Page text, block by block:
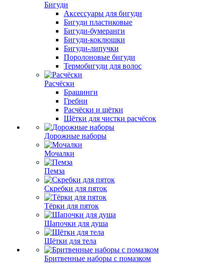
Бигуди
Аксессуары для бигуди
Бигуди пластиковые
Бигуди-бумеранги
Бигуди-коклюшки
Бигуди-липучки
Поролоновые бигуди
Термобигуди для волос
Расчёски
Брашинги
Гребни
Расчёски и щётки
Щётки для чистки расчёсок
Дорожные наборы
Мочалки
Пемза
Скребки для пяток
Тёрки для пяток
Шапочки для душа
Щётки для тела
Бритвенные наборы с помазком